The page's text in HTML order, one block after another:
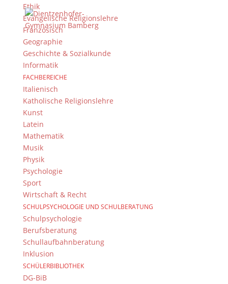
Ethik
Evangelische Religionslehre
Französisch
Geographie
Geschichte & Sozialkunde
Informatik
FACHBEREICHE
Italienisch
Katholische Religionslehre
Kunst
Latein
Mathematik
Musik
Physik
Psychologie
Sport
Wirtschaft & Recht
SCHULPSYCHOLOGIE UND SCHULBERATUNG
Schulpsychologie
Berufsberatung
Schullaufbahnberatung
Inklusion
SCHÜLERBIBLIOTHEK
DG-BiB
12 + 1=
Impressionen vom
Wochenende der
Ehemaligen
Das DG
Dientzenhofer-Gymnasium Bamberg
Feldkirchenstr. 20-22
96052 Bamberg